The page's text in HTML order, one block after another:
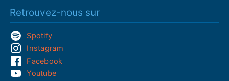
Retrouvez-nous sur
Spotify
Instagram
Facebook
Youtube